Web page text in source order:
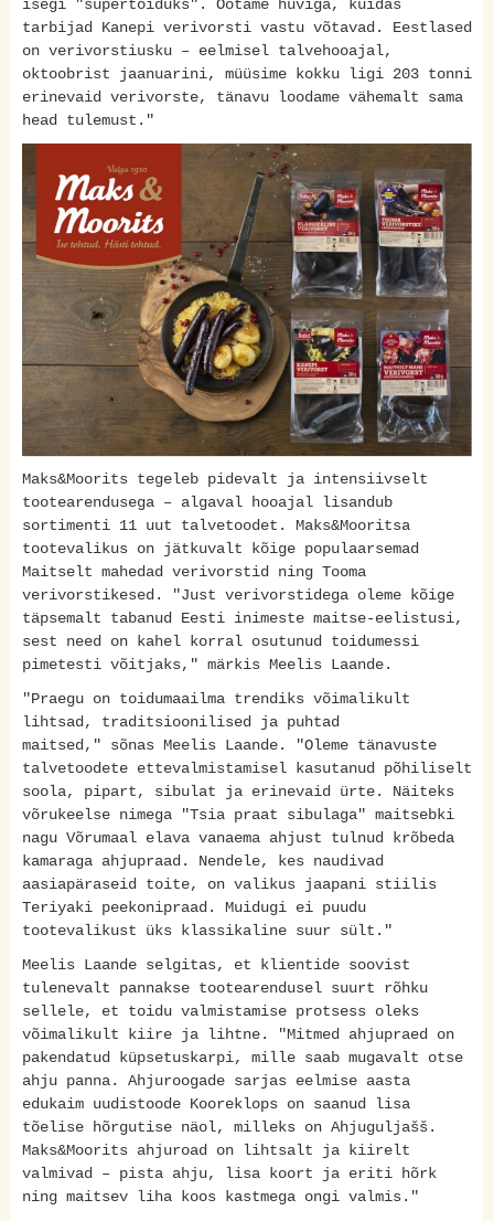
isegi "supertoiduks". Ootame huviga, kuidas
tarbijad Kanepi verivorsti vastu võtavad. Eestlased
on verivorstiusku – eelmisel talvehooajal,
oktoobrist jaanuarini, müüsime kokku ligi 203 tonni
erinevaid verivorste, tänavu loodame vähemalt sama
head tulemust."
Maks&Moorits tegeleb pidevalt ja intensiivselt
tootearendusega – algaval hooajal lisandub
sortimenti 11 uut talvetoodet. Maks&Mooritsa
tootevalikus on jätkuvalt kõige populaarsemad
Maitselt mahedad verivorstid ning Tooma
verivorstikesed. "Just verivorstidega oleme kõige
täpsemalt tabanud Eesti inimeste maitse-eelistusi,
sest need on kahel korral osutunud toidumessi
pimetesti võitjaks," märkis Meelis Laande.
"Praegu on toidumaailma trendiks võimalikult
lihtsad, traditsioonilised ja puhtad
maitsed," sõnas Meelis Laande. "Oleme tänavuste
talvetoodete ettevalmistamisel kasutanud põhiliselt
soola, pipart, sibulat ja erinevaid ürte. Näiteks
võrukeelse nimega "Tsia praat sibulaga" maitsebki
nagu Võrumaal elava vanaema ahjust tulnud krõbeda
kamaraga ahjupraad. Nendele, kes naudivad
aasiapäraseid toite, on valikus jaapani stiilis
Teriyaki peekonipraad. Muidugi ei puudu
tootevalikust üks klassikaline suur sült."
Meelis Laande selgitas, et klientide soovist
tulenevalt pannakse tootearendusel suurt rõhku
sellele, et toidu valmistamise protsess oleks
võimalikult kiire ja lihtne. "Mitmed ahjupraed on
pakendatud küpsetuskarpi, mille saab mugavalt otse
ahju panna. Ahjuroogade sarjas eelmise aasta
edukaim uudistoode Kooreklops on saanud lisa
tõelise hõrgutise näol, milleks on Ahjuguljašš.
Maks&Moorits ahjuroad on lihtsalt ja kiirelt
valmivad – pista ahju, lisa koort ja eriti hõrk
ning maitsev liha koos kastmega ongi valmis."